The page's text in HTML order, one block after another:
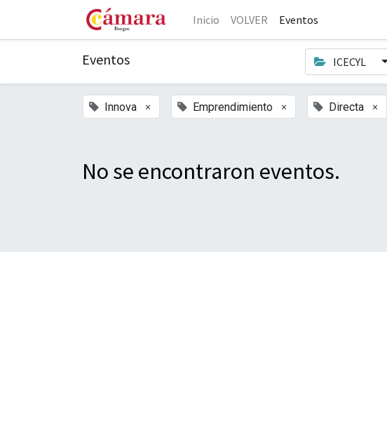
Inicio VOLVER Eventos
Eventos ICECYL
Innova × Emprendimiento × Directa ×
No se encontraron eventos.